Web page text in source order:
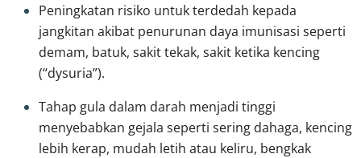
Peningkatan risiko untuk terdedah kepada
jangkitan akibat penurunan daya imunisasi seperti
demam, batuk, sakit tekak, sakit ketika kencing
(“dysuria”).
Tahap gula dalam darah menjadi tinggi
menyebabkan gejala seperti sering dahaga, kencing
lebih kerap, mudah letih atau keliru, bengkak